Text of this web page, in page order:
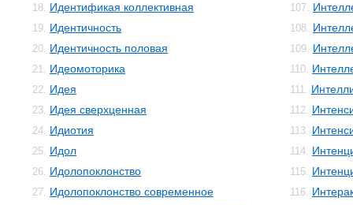
18. Идентификая коллективная
19. Идентичность
20. Идентичность половая
21. Идеомоторика
22. Идея
23. Идея сверхценная
24. Идиотия
25. Идол
26. Идолопоклонство
27. Идолопоклонство современное
107.
108.
109.
110.
111.
112.
113.
114.
115.
116.